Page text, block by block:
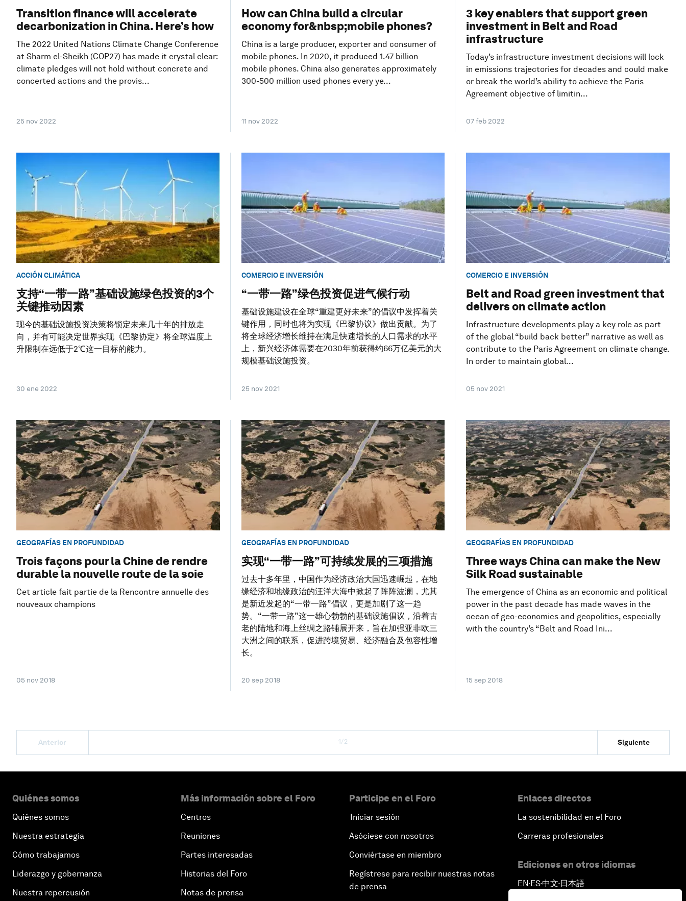
Transition finance will accelerate
decarbonization in China. Here’s how
The 2022 United Nations Climate Change Conference
at Sharm el-Sheikh (COP27) has made it crystal clear:
climate pledges will not hold without concrete and
concerted actions and the provis...
25 nov 2022
How can China build a circular
economy for&nbsp;mobile phones?
China is a large producer, exporter and consumer of
mobile phones. In 2020, it produced 1.47 billion
mobile phones. China also generates approximately
300-500 million used phones every ye...
11 nov 2022
3 key enablers that support green
investment in Belt and Road
infrastructure
Today’s infrastructure investment decisions will lock
in emissions trajectories for decades and could make
or break the world’s ability to achieve the Paris
Agreement objective of limitin...
07 feb 2022
ACCIÓN CLIMÁTICA
支持“一带一路”基础设施绿色投资的3个
关键推动因素
现今的基础设施投资决策将锁定未来几十年的排放走
向，并有可能决定世界实现《巴黎协定》将全球温度上
升限制在远低于2℃这一目标的能力。
30 ene 2022
COMERCIO E INVERSIÓN
“一带一路”绿色投资促进气候行动
基础设施建设在全球“重建更好未来”的倡议中发挥着关
键作用，同时也将为实现《巴黎协议》做出贡献。为了
将全球经济增长维持在满足快速增长的人口需求的水平
上，新兴经济体需要在2030年前获得约66万亿美元的大
规模基础设施投资。
25 nov 2021
COMERCIO E INVERSIÓN
Belt and Road green investment that
delivers on climate action
Infrastructure developments play a key role as part
of the global “build back better” narrative as well as
contribute to the Paris Agreement on climate change.
In order to maintain global...
05 nov 2021
GEOGRAFÍAS EN PROFUNDIDAD
Trois façons pour la Chine de rendre
durable la nouvelle route de la soie
Cet article fait partie de la Rencontre annuelle des
nouveaux champions
05 nov 2018
GEOGRAFÍAS EN PROFUNDIDAD
实现“一带一路”可持续发展的三项措施
过去十多年里，中国作为经济政治大国迅速崛起，在地
缘经济和地缘政治的汪洋大海中掀起了阵阵波澜，尤其
是新近发起的“一带一路”倡议，更是加剧了这一趋
势。“一带一路”这一雄心勃勃的基础设施倡议，沿着古
老的陆地和海上丝绸之路铺展开来，旨在加强亚非欧三
大洲之间的联系，促进跨境贸易、经济融合及包容性增
长。
20 sep 2018
GEOGRAFÍAS EN PROFUNDIDAD
Three ways China can make the New
Silk Road sustainable
The emergence of China as an economic and political
power in the past decade has made waves in the
ocean of geo-economics and geopolitics, especially
with the country’s “Belt and Road Ini...
15 sep 2018
Anterior 1/2 Siguiente
Quiénes somos
Quiénes somos
Nuestra estrategia
Cómo trabajamos
Liderazgo y gobernanza
Nuestra repercusión
Más información sobre el Foro
Centros
Reuniones
Partes interesadas
Historias del Foro
Notas de prensa
Participe en el Foro
Iniciar sesión
Asóciese con nosotros
Conviértase en miembro
Regístrese para recibir nuestras notas
de prensa
Enlaces directos
La sostenibilidad en el Foro
Carreras profesionales
Ediciones en otros idiomas
EN ▪ES▪中文▪ 日本語